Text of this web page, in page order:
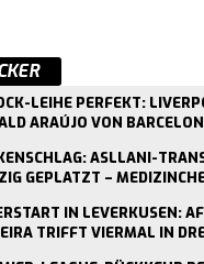
LEIHE PERFEKT:
ARAÚJO VON
ASLLANI-
GEPLATZT –
IN LEVERKUSEN:
TRIFFT VIERMAL IN